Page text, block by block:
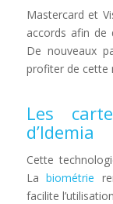
Mastercard et
accords afin de
De nouveaux
profiter de cette
Les
d’Idemia
Cette
Labiométrie
facilite